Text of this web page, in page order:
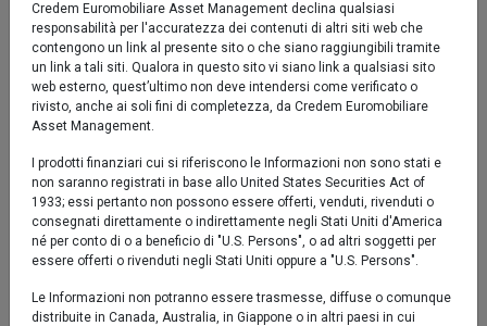
YTD 1,07%
1 mese 0,10%
3 mesi 0,79%
6 mesi 0,79%
Performance
Credem Euromobiliare Asset Management declina qualsiasi
responsabilità per l'accuratezza dei contenuti di altri siti web che
contengono un link al presente sito o che siano raggiungibili tramite
un link a tali siti. Qualora in questo sito vi siano link a qualsiasi sito
web esterno, quest’ultimo non deve intendersi come verificato o
rivisto, anche ai soli fini di completezza, da Credem Euromobiliare
Asset Management.
I prodotti finanziari cui si riferiscono le Informazioni non sono stati e
non saranno registrati in base allo United States Securities Act of
1933; essi pertanto non possono essere offerti, venduti, rivenduti o
consegnati direttamente o indirettamente negli Stati Uniti d'America
né per conto di o a beneficio di "U.S. Persons", o ad altri soggetti per
essere offerti o rivenduti negli Stati Uniti oppure a "U.S. Persons".
Le Informazioni non potranno essere trasmesse, diffuse o comunque
distribuite in Canada, Australia, in Giappone o in altri paesi in cui